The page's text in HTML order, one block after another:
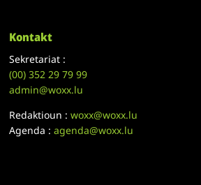
Kontakt
Sekretariat :
(00)352 29 79 99
admin@woxx.lu
Redaktioun :woxx@woxx.lu
Agenda :agenda@woxx.lu